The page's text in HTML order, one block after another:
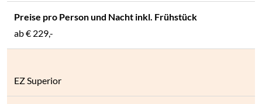
ab€ 229,-
EZ Superior